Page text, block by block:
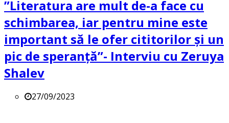
”Literatura are mult de-a face cu
schimbarea, iar pentru mine este
important să le ofer cititorilor și un
pic de speranță”- Interviu cu Zeruya
Shalev
27/09/2023